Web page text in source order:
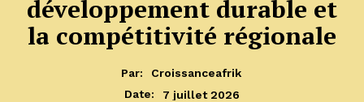
développement durable et
la compétitivité régionale
Par:
Croissanceafrik
Date:
7 juillet 2026